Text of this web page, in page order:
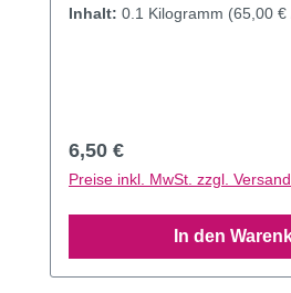
Inhalt: 0.1 Kilogramm (65,00 €
Regulärer Preis:
6,50 €
Preise inkl. MwSt. zzgl.
In den